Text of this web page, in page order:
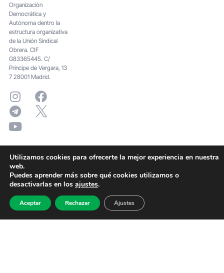
Organización
Democrática y
Autónoma dentro la
estructura organizativa
de la Unión Sindical
Obrera. CIF
G83365445. C/
Principe de Vergara, 13
7 28001 Madrid.
Utilizamos cookies para ofrecerte la mejor experiencia en nuestra
web.
Puedes aprender más sobre qué cookies utilizamos o
desactivarlas en los ajustes.
Aceptar Rechazar Ajustes